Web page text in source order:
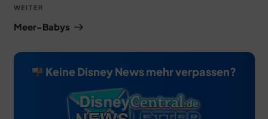
Nächster
Beitrag
WEITER
Meer-Babys
Keine Disney News mehr verpassen?